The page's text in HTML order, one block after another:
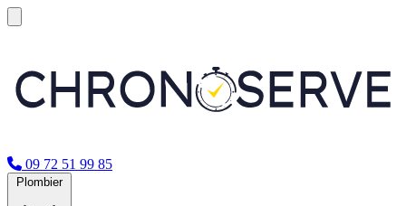
09 72 51 99 85
Plombier